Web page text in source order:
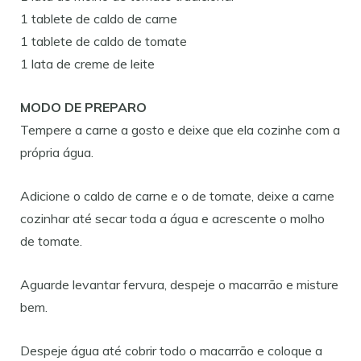
1 tablete de caldo de carne
1 tablete de caldo de tomate
1 lata de creme de leite
MODO DE PREPARO
Tempere a carne a gosto e deixe que ela cozinhe com a
própria água.
Adicione o caldo de carne e o de tomate, deixe a carne
cozinhar até secar toda a água e acrescente o molho
de tomate.
Aguarde levantar fervura, despeje o macarrão e misture
bem.
Despeje água até cobrir todo o macarrão e coloque a